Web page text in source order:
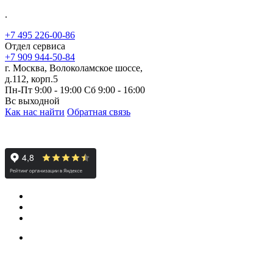
.
+7 495 226-00-86
Отдел сервиса
+7 909 944-50-84
г. Москва, Волоколамское шоссе,
д.112, корп.5
Пн-Пт 9:00 - 19:00 Сб 9:00 - 16:00
Вс выходной
Как нас найти Обратная связь